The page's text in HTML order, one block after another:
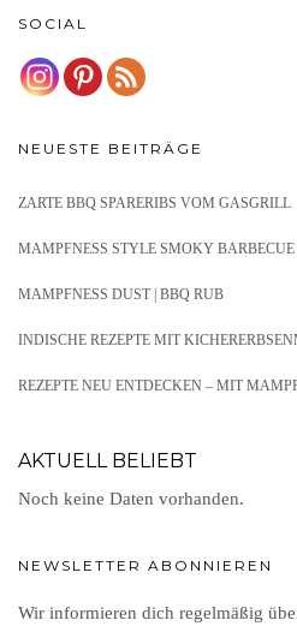
SOCIAL
NEUESTE BEITRÄGE
ZARTE BBQ SPARERIBS VOM GASGRILL
MAMPFNESS STYLE SMOKY
MAMPFNESS DUST | BBQ RUB
INDISCHE REZEPTE MIT
REZEPTE NEU ENTDECKEN – MIT
AKTUELL BELIEBT
Noch keine Daten vorhanden.
NEWSLETTER ABONNIEREN
Wir informieren dich regelmäßig